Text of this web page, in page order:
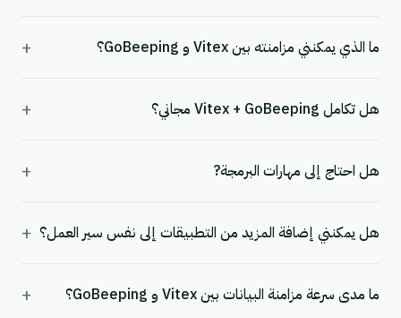
ما الذي يمكنني مزامنته بين Vitex و GoBeeping؟ +
هل تكامل Vitex + GoBeeping مجاني؟ +
هل احتاج إلى مهارات البرمجة? +
هل يمكنني إضافة المزيد من التطبيقات إلى نفس سير العمل؟ +
ما مدى سرعة مزامنة البيانات بين Vitex و GoBeeping؟ +